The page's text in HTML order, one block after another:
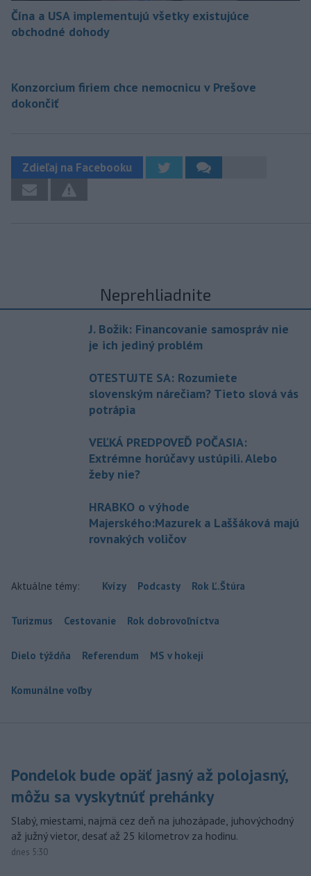
Čína a USA implementujú všetky existujúce
obchodné dohody
Konzorcium firiem chce nemocnicu v Prešove
dokončiť
Zdieľaj na Facebooku
Neprehliadnite
J. Božik: Financovanie samospráv nie
je ich jediný problém
OTESTUJTE SA: Rozumiete
slovenským nárečiam? Tieto slová vás
potrápia
VEĽKÁ PREDPOVEĎ POČASIA:
Extrémne horúčavy ustúpili. Alebo
žeby nie?
HRABKO o výhode
Majerského:Mazurek a Laššáková majú
rovnakých voličov
Aktuálne témy: Kvízy Podcasty Rok Ľ.Štúra
Turizmus Cestovanie Rok dobrovoľníctva
Dielo týždňa Referendum MS v hokeji
Komunálne voľby
Pondelok bude opäť jasný až polojasný,
môžu sa vyskytnúť prehánky
Slabý, miestami, najmä cez deň na juhozápade, juhovýchodný
až južný vietor, desať až 25 kilometrov za hodinu.
dnes 5:30